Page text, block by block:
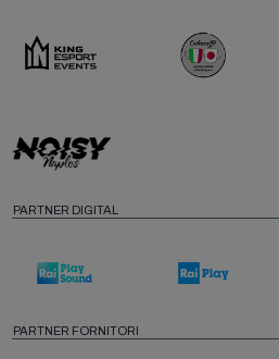
PARTNER DIGITAL
PARTNER FORNITORI